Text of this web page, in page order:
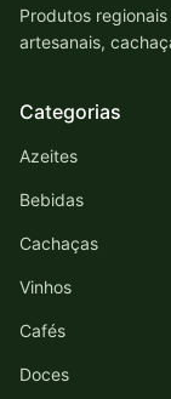
Produtos
artesanais,
Categorias
Azeites
Bebidas
Cachaças
Vinhos
Cafés
Doces